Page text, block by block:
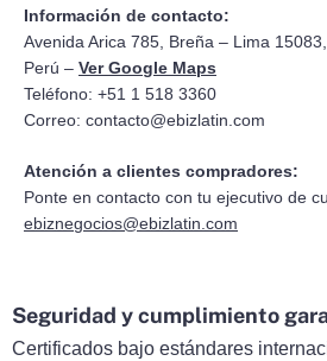
Información de contacto:
Avenida Arica 785, Breña – Lima 15083,
Perú – Ver Google Maps
Teléfono: +51 1 518 3360
Correo: contacto@ebizlatin.com
Atención a clientes compradores:
Ponte en contacto con tu ejecutivo de
ebiznegocios@ebizlatin.com
Seguridad y cumplimiento
Certificados bajo estándares